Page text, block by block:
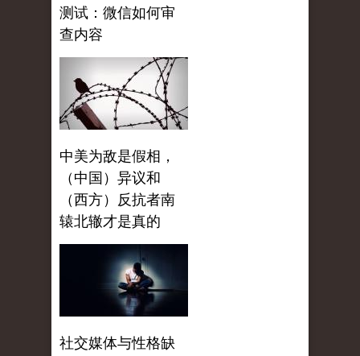
测试：微信如何审
查内容
中美为敌是假相，
（中国）异议和
（西方）反抗者南
辕北辙才是真的
社交媒体与性格缺